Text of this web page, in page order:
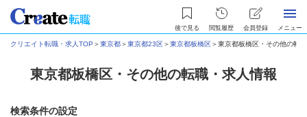
後で見る 閲覧履歴 会員登録 メニュー
クリエイト転職・求人TOP ＞東京都＞東京都23区＞東京都板橋区＞東京都板橋区・その他の転
東京都板橋区・その他の転職・求人情報
検索条件の設定